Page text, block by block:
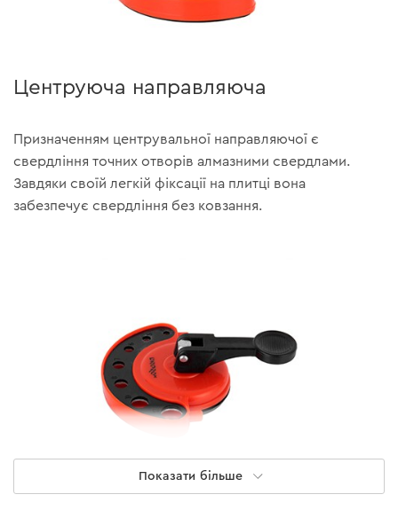
Центруюча направляюча
Призначенням центрувальної направляючої є
свердління точних отворів алмазними свердлами.
Завдяки своїй легкій фіксації на плитці вона
забезпечує свердління без ковзання.
Показати більше